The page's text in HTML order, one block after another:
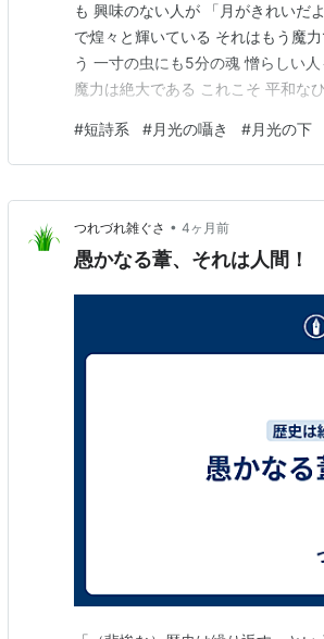
も 興味のない人が 「月がきれいだ
で煌々と輝いている それはもう魔
う 一寸の虫にも5分の魂 憎らしい
魔力は絶大である これこそ 平和な
#短詩系 #月光の囁き #月光の下
つれづれ雑ぐさ • 4ヶ月前
愚かなる葦、それは人間！